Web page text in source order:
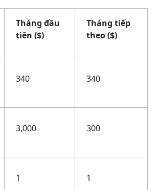
Tháng đầu
tiên ($)
Tháng tiếp
theo ($)
340 340
3,000 300
1 1